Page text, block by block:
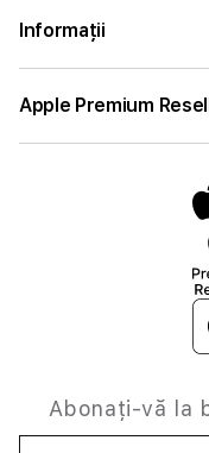
Informații
Apple Premium
Abonați-vă la